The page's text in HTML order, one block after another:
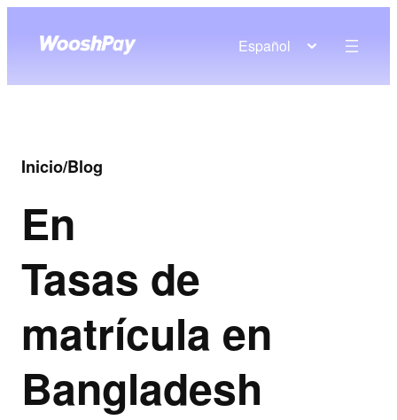
Español
Inicio/Blog
En
Tasas de
matrícula en
Bangladesh